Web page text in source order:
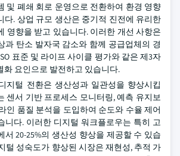
및 폐쇄 회로 운영으로 전환하여 환경 영향
다. 상업 규모 생산은 중기적 진전에 유리한
영향을 받고 있습니다. 이러한 개선 사항은
과 탄소 발자국 감소와 함께 공급업체의 경
표준 및 라이프 사이클 평가와 같은 제3자
화 요인으로 발전하고 있습니다.
지털 전환은 생산성과 일관성을 향상시킵
센서 기반 프로세스 모니터링, 예측 유지보
인 품질 분석을 도입하여 순도와 수율 제어
니다. 이러한 디지털 워크플로우는 특히 고
서 20-25%의 생산성 향상을 제공할 수 있습
털 성숙도가 향상된 시장은 재현성, 추적 가